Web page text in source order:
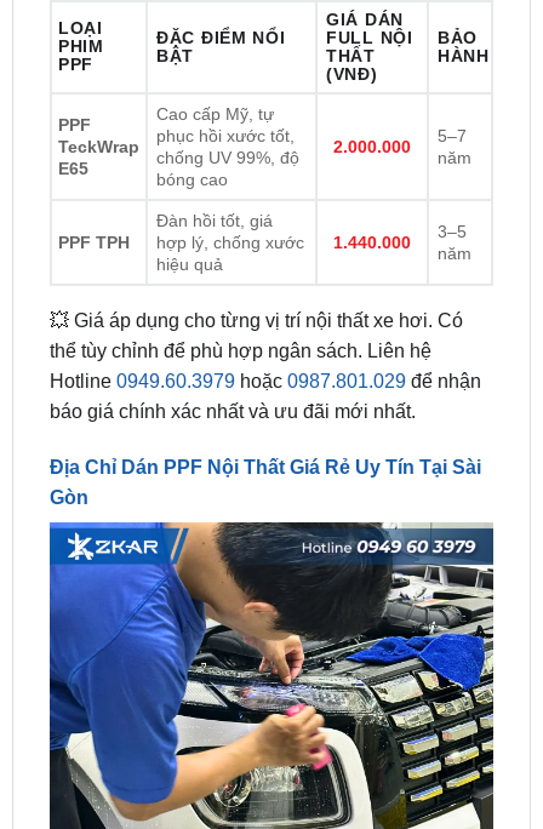
(VNĐ)
PPF
Cao cấp Mỹ, tự
bóng cao
2.000.000
PPF TPH
Đàn hồi tốt, giá
hợp lý, chống xước
3–5
💥 Giá áp dụng cho từng vị trí nội thất xe hơi. Có
Hotline0949.60.3979hoặc0987.801.029để nhận
báo giá chính xác nhất và ưu đãi mới nhất.
Địa Chỉ Dán PPF Nội Thất Giá Rẻ Uy Tín Tại Sài
Địa Chỉ Dán PPF Uy Tín Giá Rẻ Ở TP. Hồ Chí Minh –